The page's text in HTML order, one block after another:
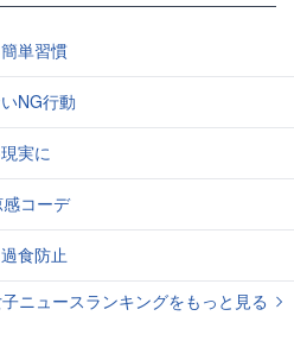
単習慣
NG行動
実に
コーデ
食防止
ニュースランキングをもっと見る